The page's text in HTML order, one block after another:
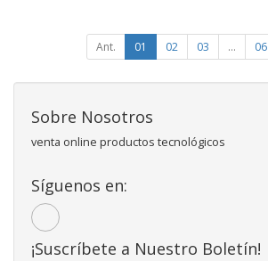
Ant. 01 02 03 ... 06
Sobre Nosotros
venta online productos tecnológicos
Síguenos en:
¡Suscríbete a Nuestro Boletín!